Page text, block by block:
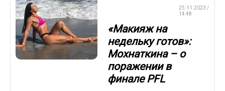
25.11.2023 /
14:48
«Макияж на
недельку готов»:
Мохнаткина – о
поражении в
финале PFL